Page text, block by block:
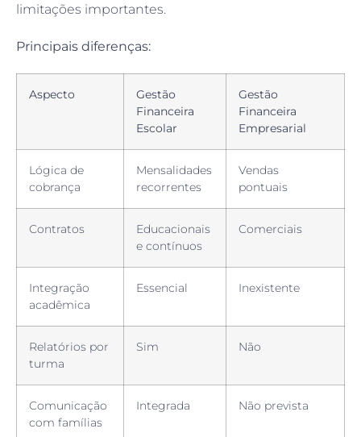
limitações importantes.
Principais diferenças:
Aspecto
Gestão
Financeira
Escolar
Gestão
Financeira
Empresarial
Lógica de
cobrança
Mensalidades
recorrentes
Vendas
pontuais
Contratos
Educacionais
e contínuos
Comerciais
Integração
acadêmica
Essencial Inexistente
Relatórios por
turma
Sim Não
Comunicação
com famílias
Integrada Não prevista